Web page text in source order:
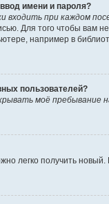
имени и пароля?
входить при каждом
Для того чтобы
например в
пользователей?
моё пребывание
легко получить